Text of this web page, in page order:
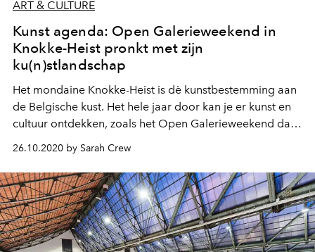
ART & CULTURE
Kunst agenda: Open Galerieweekend in
Knokke-Heist pronkt met zijn
ku(n)stlandschap
Het mondaine Knokke-Heist is dè kunstbestemming aan
de Belgische kust. Het hele jaar door kan je er kunst en
cultuur ontdekken, zoals het Open Galerieweekend dat
november 2020.
26.10.2020 by Sarah Crew